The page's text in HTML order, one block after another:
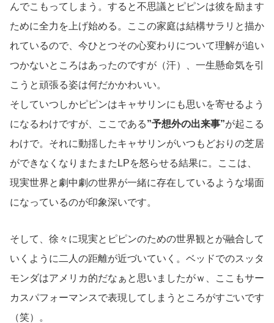
んでこもってしまう。すると不思議とピピンは彼を励ます
ために全力を上げ始める。ここの家庭は結構サラリと描か
れているので、今ひとつその心変わりについて理解が追い
つかないところはあったのですが（汗）、一生懸命気を引
こうと頑張る姿は何だかかわいい。
そしていつしかピピンはキャサリンにも思いを寄せるよう
になるわけですが、ここである”予想外の出来事”が起こる
わけで。それに動揺したキャサリンがいつもどおりの芝居
ができなくなりまたまたLPを怒らせる結果に。ここは、
現実世界と劇中劇の世界が一緒に存在しているような場面
になっているのが印象深いです。
そして、徐々に現実とピピンのための世界観とが融合して
いくように二人の距離が近づいていく。ベッドでのスッタ
モンダはアメリカ的だなぁと思いましたがｗ、ここもサー
カスパフォーマンスで表現してしまうところがすごいです
（笑）。